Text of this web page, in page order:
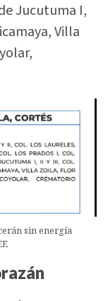
Jucutuma I,
Villa
sin energía